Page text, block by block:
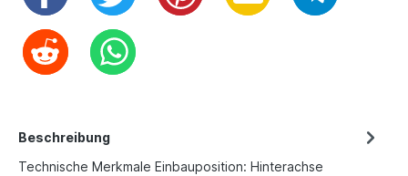
Beschreibung
Technische Merkmale Einbauposition: Hinterachse